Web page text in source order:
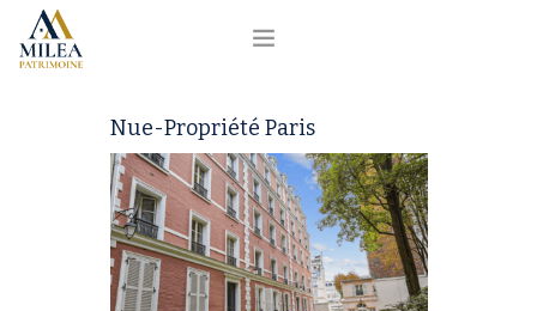
NOS PROGRAMMES
RÉALISATIONS
NOS PARTENAIRES
Nue-Propriété Paris